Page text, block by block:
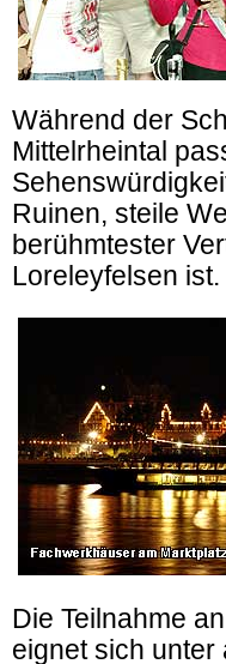
Während der
Mittelrheintal
Ruinen, steile
berühmtester
Loreleyfelsen ist.
Die Teilnahme
eignet sich unter